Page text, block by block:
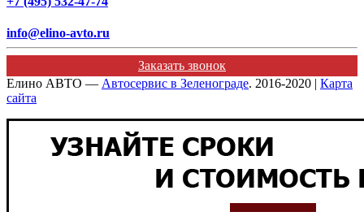
info@elino-avto.ru
Заказать звонок
Елино АВТО — Автосервис в Зеленограде. 2016-2020 | Карта
сайта